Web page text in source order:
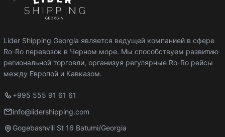
Lider Shipping Georgia является ведущей компанией в сфере
Ro-Ro перевозок в Черном море. Мы способствуем развитию
региональной торговли, организуя регулярные Ro-Ro рейсы
между Европой и Кавказом.
+995 555 91 61 61
info@lidershipping.com
Gogebashvili St 16 Batumi/Georgia